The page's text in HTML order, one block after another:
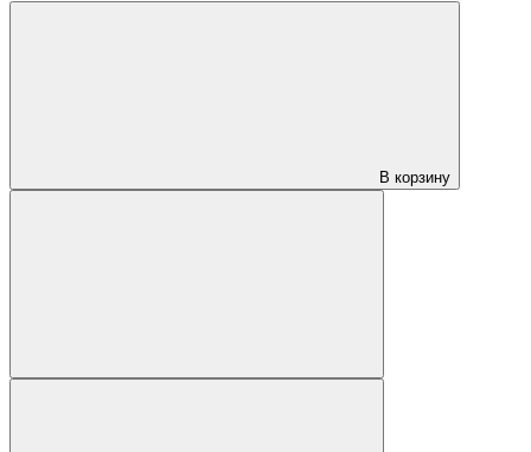
В корзину